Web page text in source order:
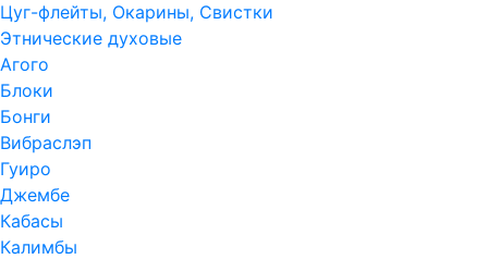
Цуг-флейты, Окарины, Свистки
Этнические духовые
Агого
Блоки
Бонги
Вибраслэп
Гуиро
Джембе
Кабасы
Калимбы